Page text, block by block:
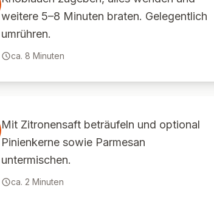
weitere 5–8 Minuten braten. Gelegentlich
umrühren.
ca. 8 Minuten
Mit Zitronensaft beträufeln und optional
Pinienkerne sowie Parmesan
untermischen.
ca. 2 Minuten